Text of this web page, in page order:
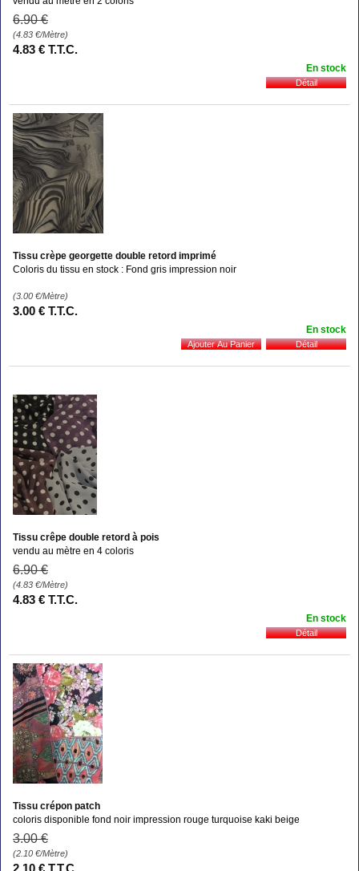
6.90 €
(4.83 €/Mètre)
4.83 € T.T.C.
En stock
Tissu crèpe georgette double retord imprimé
Coloris du tissu en stock : Fond gris impression noir
(3.00 €/Mètre)
3.00 € T.T.C.
En stock
Tissu crêpe double retord à pois
vendu au mètre en 4 coloris
6.90 €
(4.83 €/Mètre)
4.83 € T.T.C.
En stock
Tissu crépon patch
coloris disponible fond noir impression rouge turquoise kaki beige
3.00 €
(2.10 €/Mètre)
2 .10 € T.T.C.